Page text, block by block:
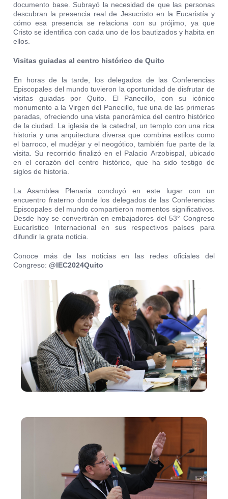
documento base. Subrayó la necesidad de que las personas
descubran la presencia real de Jesucristo en la Eucaristía y
cómo esa presencia se relaciona con su prójimo, ya que
Cristo se identifica con cada uno de los bautizados y habita en
ellos.
Visitas guiadas al centro histórico de Quito
En horas de la tarde, los delegados de las Conferencias
Episcopales del mundo tuvieron la oportunidad de disfrutar de
visitas guiadas por Quito. El Panecillo, con su icónico
monumento a la Virgen del Panecillo, fue una de las primeras
paradas, ofreciendo una vista panorámica del centro histórico
de la ciudad. La iglesia de la catedral, un templo con una rica
historia y una arquitectura diversa que combina estilos como
el barroco, el mudéjar y el neogótico, también fue parte de la
visita. Su recorrido finalizó en el Palacio Arzobispal, ubicado
en el corazón del centro histórico, que ha sido testigo de
siglos de historia.
La Asamblea Plenaria concluyó en este lugar con un
encuentro fraterno donde los delegados de las Conferencias
Episcopales del mundo compartieron momentos significativos.
Desde hoy se convertirán en embajadores del 53° Congreso
Eucarístico Internacional en sus respectivos países para
difundir la grata noticia.
Conoce más de las noticias en las redes oficiales del
Congreso:@IEC2024Quito